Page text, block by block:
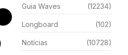
Guia Waves (12234)
Longboard (102)
Notícias (10728)